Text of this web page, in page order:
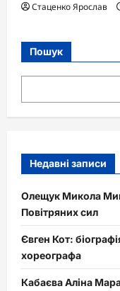
Стаценко Ярослав
Пошук
Недавні записи
Олещук Микола
Повітряних сил
Євген Кот:
хореографа
Кабаєва Аліна